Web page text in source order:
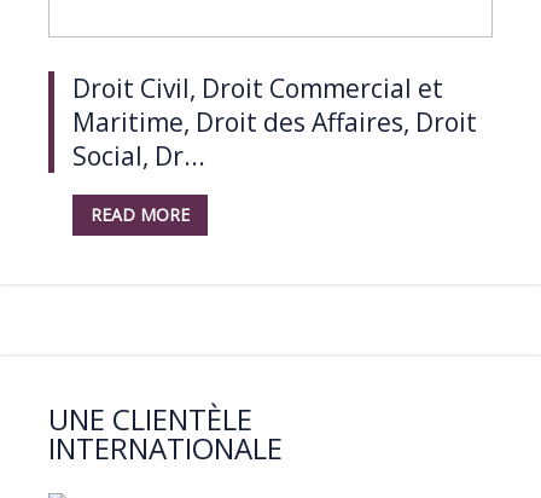
Droit Civil, Droit Commercial et
Maritime, Droit des Affaires, Droit
Social, Dr...
READ MORE
UNE CLIENTÈLE
INTERNATIONALE